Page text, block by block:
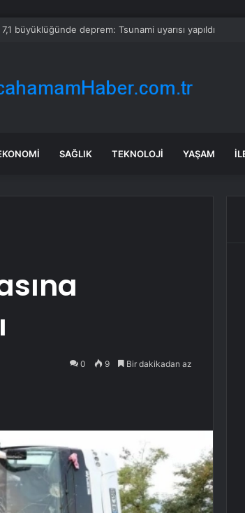
görüntü! Hamuru böyle hazırladılar
SAĞLIK TEKNOLOJI YAŞAM
0 9 Bir dakikadan az